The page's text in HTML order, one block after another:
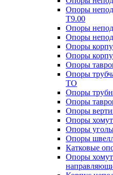
Опоры
Т9.00
Опоры
Опоры
Опоры
Опоры
Опоры
Опоры
ТО
Опоры
Опоры
Опоры
Опоры
Опоры
Опоры
Катковые
Опоры